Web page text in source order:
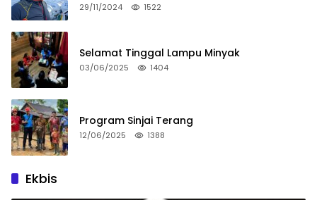
29/11/2024 1522
Selamat Tinggal Lampu Minyak
03/06/2025 1404
Program Sinjai Terang
12/06/2025 1388
Ekbis